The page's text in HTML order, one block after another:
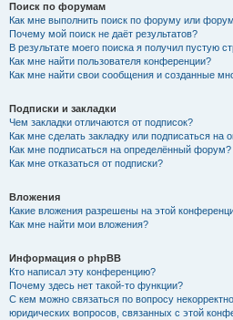
Поиск по форумам
Как мне выполнить поиск по форуму или
Почему мой поиск не даёт результатов?
В результате моего поиска я получил пустую
Как мне найти пользователя конференции?
Как мне найти свои сообщения и созданные
Подписки и закладки
Чем закладки отличаются от подписок?
Как мне сделать закладку или подписаться на
Как мне подписаться на определённый форум?
Как мне отказаться от подписки?
Вложения
Какие вложения разрешены на этой
Как мне найти мои вложения?
Информация о phpBB
Кто написал эту конференцию?
Почему здесь нет такой-то функции?
С кем можно связаться по вопросу
юридических вопросов, связанных с этой